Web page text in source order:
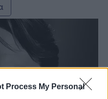
Process My Personal